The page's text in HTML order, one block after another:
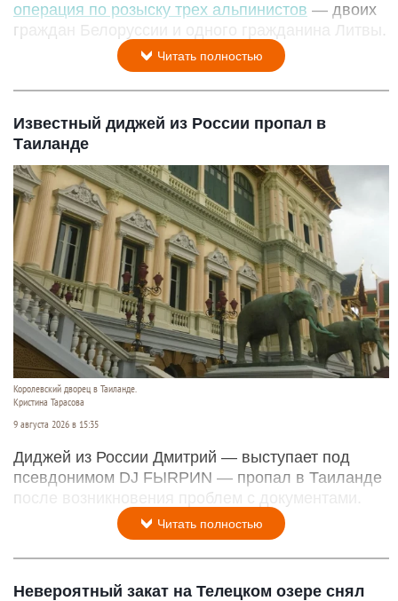
операция по розыску трех альпинистов — двоих
граждан Белоруссии и одного гражданина Литвы.
Читать полностью
Известный диджей из России пропал в
Таиланде
Королевский дворец в Таиланде.
Кристина Тарасова
9 августа 2026 в 15:35
Диджей из России Дмитрий — выступает под
псевдонимом DJ FЫRРИN — пропал в Таиланде
после возникновения проблем с документами.
Читать полностью
Невероятный закат на Телецком озере снял